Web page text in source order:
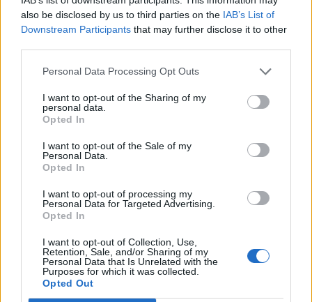
also be disclosed by us to third parties on the IAB’s List of
Downstream Participants that may further disclose it to other
Personal Data Processing Opt Outs
I want to opt-out of the Sharing of my
personal data.
Opted In
I want to opt-out of the Sale of my
Personal Data.
Opted In
I want to opt-out of processing my
Personal Data for Targeted Advertising.
Opted In
I want to opt-out of Collection, Use,
Retention, Sale, and/or Sharing of my
Personal Data that Is Unrelated with the
Purposes for which it was collected.
Opted Out
2026. július 27. 08:45 | Portfolio
Publicus: faragott hátrányából a Fidesz,
csökkent Magyar Péter támogatottsága
javára – derült ki a Publicus IntézetNépszavánakkészített
kutatásából.